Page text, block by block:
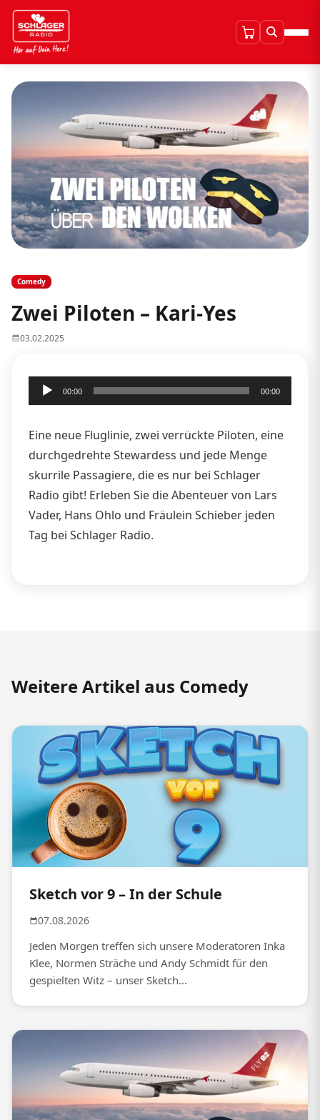
Comedy
Zwei Piloten – Kari-Yes
03.02.2025
Audio-
Player
00:00 00:00
Eine neue Fluglinie, zwei verrückte Piloten, eine
durchgedrehte Stewardess und jede Menge
skurrile Passagiere, die es nur bei Schlager
Radio gibt! Erleben Sie die Abenteuer von Lars
Vader, Hans Ohlo und Fräulein Schieber jeden
Tag bei Schlager Radio.
Weitere Artikel aus Comedy
Sketch vor 9 – In der Schule
07.08.2026
Jeden Morgen treffen sich unsere Moderatoren Inka
Klee, Normen Sträche und Andy Schmidt für den
gespielten Witz – unser Sketch...